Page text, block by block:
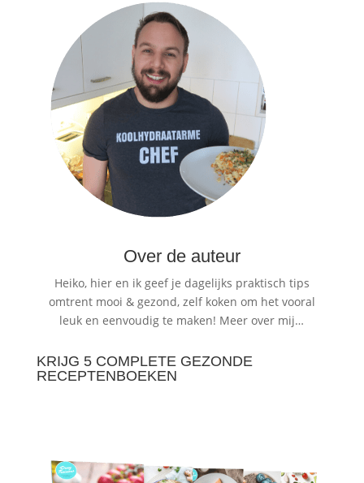
Over de auteur
Heiko, hier en ik geef je dagelijks praktisch tips
omtrent mooi & gezond, zelf koken om het vooral
leuk en eenvoudig te maken! Meer over mij…
KRIJG 5 COMPLETE GEZONDE
RECEPTENBOEKEN